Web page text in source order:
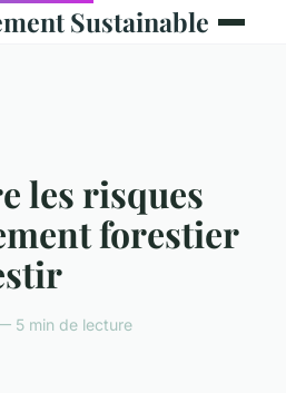
Sustainable
les risques
forestier
5 min de lecture